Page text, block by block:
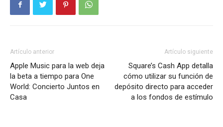
Artículo anterior
Apple Music para la web deja
la beta a tiempo para One
World: Concierto Juntos en
Casa
Artículo siguiente
Square’s Cash App detalla
cómo utilizar su función de
depósito directo para acceder
a los fondos de estímulo